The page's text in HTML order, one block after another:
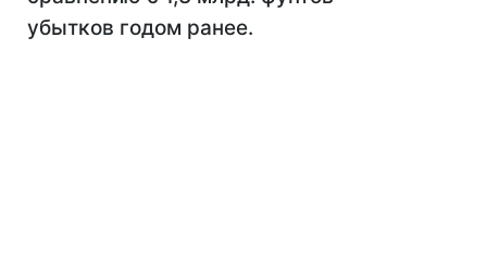
убытков годом ранее.